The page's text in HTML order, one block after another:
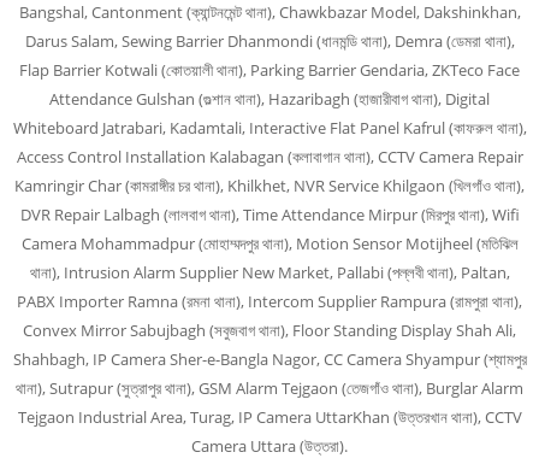
Bangshal, Cantonment (ক্যান্টনমেন্ট থানা), Chawkbazar Model, Dakshinkhan,
Darus Salam, Sewing Barrier Dhanmondi (ধানমন্ডি থানা), Demra (ডেমরা থানা),
Flap Barrier Kotwali (কোতয়ালী থানা), Parking Barrier Gendaria, ZKTeco Face
Attendance Gulshan (গুল্শান থানা), Hazaribagh (হাজারীবাগ থানা), Digital
Whiteboard Jatrabari, Kadamtali, Interactive Flat Panel Kafrul (কাফরুল থানা),
Access Control Installation Kalabagan (কলাবাগান থানা), CCTV Camera Repair
Kamringir Char (কামরাঙ্গীর চর থানা), Khilkhet, NVR Service Khilgaon (খিলগাঁও থানা),
DVR Repair Lalbagh (লালবাগ থানা), Time Attendance Mirpur (মিরপুর থানা), Wifi
Camera Mohammadpur (মোহাম্মদপুর থানা), Motion Sensor Motijheel (মতিঝিল
থানা), Intrusion Alarm Supplier New Market, Pallabi (পল্লবী থানা), Paltan,
PABX Importer Ramna (রমনা থানা), Intercom Supplier Rampura (রামপুরা থানা),
Convex Mirror Sabujbagh (সবুজবাগ থানা), Floor Standing Display Shah Ali,
Shahbagh, IP Camera Sher-e-Bangla Nagor, CC Camera Shyampur (শ্যামপুর
থানা), Sutrapur (সুত্রাপুর থানা), GSM Alarm Tejgaon (তেজগাঁও থানা), Burglar Alarm
Tejgaon Industrial Area, Turag, IP Camera UttarKhan (উত্তরখান থানা), CCTV
Camera Uttara (উত্তরা).